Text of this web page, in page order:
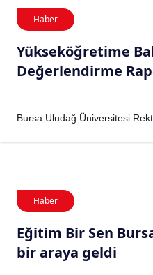
Haber
Yükseköğretime
Değerlendirme
Bursa Uludağ Üniversitesi
Haber
Eğitim Bir Sen
bir araya geldi